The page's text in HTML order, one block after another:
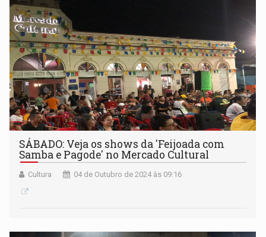
SÁBADO: Veja os shows da 'Feijoada com
Samba e Pagode' no Mercado Cultural
Cultura 04 de Outubro de 2024 às 09:16